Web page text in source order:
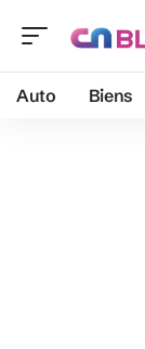
Auto Biens